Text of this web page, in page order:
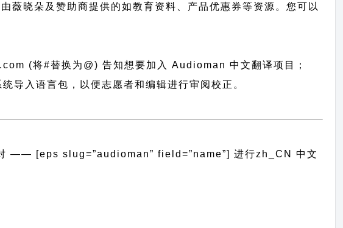
薇晓朵及赞助商提供的如教育资料、产品优惠券等资源。您可以
(将#替换为@) 告知想要加入 Audioman 中文翻译项目；
入语言包，以便志愿者和编辑进行审阅校正。
—— [eps slug=”audioman” field=”name”]进行zh_CN
中文